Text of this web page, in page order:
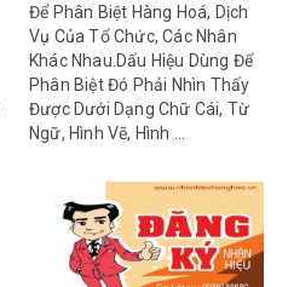
Để Phân Biệt Hàng Hoá, Dịch
Vụ Của Tổ Chức, Các Nhân
Khác Nhau.Dấu Hiệu Dùng Để
Phân Biệt Đó Phải Nhìn Thấy
Được Dưới Dạng Chữ Cái, Từ
Ngữ, Hình Vẽ, Hình ...